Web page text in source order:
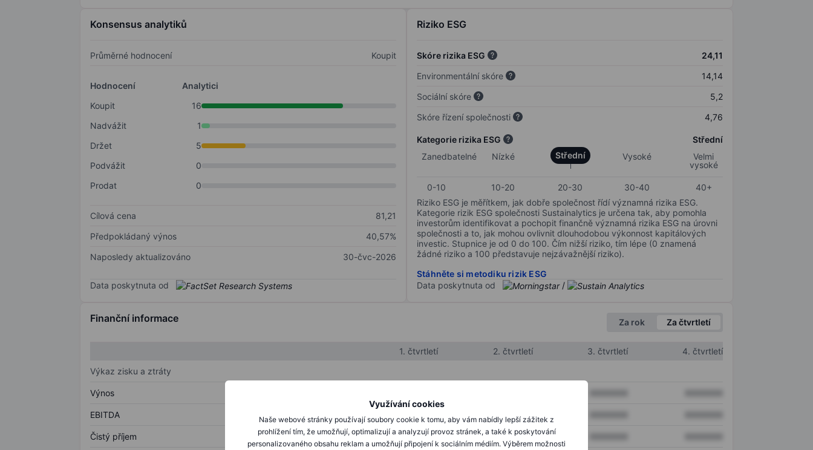
Využívání cookies
Naše webové stránky používají soubory cookie k tomu, aby vám nabídly lepší zážitek z
prohlížení tím, že umožňují, optimalizují a analyzují provoz stránek, a také k poskytování
personalizovaného obsahu reklam a umožňují připojení k sociálním médiím. Výběrem možnosti
Konsensus analytiků
Průměrné hodnocení Koupit
Hodnocení
Analytici
Koupit
16
Nadvážit
1
Držet
5
Podvážit
0
Prodat
0
Cílová cena
81,21
Předpokládaný výnos
40,57%
Naposledy aktualizováno
30-čvc-2026
Data poskytnuta od
Riziko ESG
Skóre rizika ESG
24,11
Environmentální skóre
14,14
Sociální skóre
5,2
Skóre řízení společnosti
4,76
Kategorie rizika ESG
Střední
Zanedbatelné
Nízké Střední Vysoké
Velmi
vysoké
0-10 10-20 20-30 30-40
40+
Riziko ESG je měřítkem, jak dobře společnost řídí významná rizika ESG.
Kategorie rizik ESG společnosti Sustainalytics je určena tak, aby pomohla
investorům identifikovat a pochopit finančně významná rizika ESG na úrovni
společnosti a to, jak mohou ovlivnit dlouhodobou výkonnost kapitálových
investic. Stupnice je od 0 do 100. Čím nižší riziko, tím lépe (0 znamená
žádné riziko a 100 představuje nejzávažnější riziko).
Stáhněte si metodiku rizik ESG
Data poskytnuta od
/
Finanční informace Za rok Za čtvrtletí
1. čtvrtletí 2. čtvrtletí 3. čtvrtletí
4. čtvrtletí
Výkaz zisku a ztráty
Výnos
EBITDA XXXXXXX XXXXXXX
Čistý příjem XXXXXXX XXXXXXX